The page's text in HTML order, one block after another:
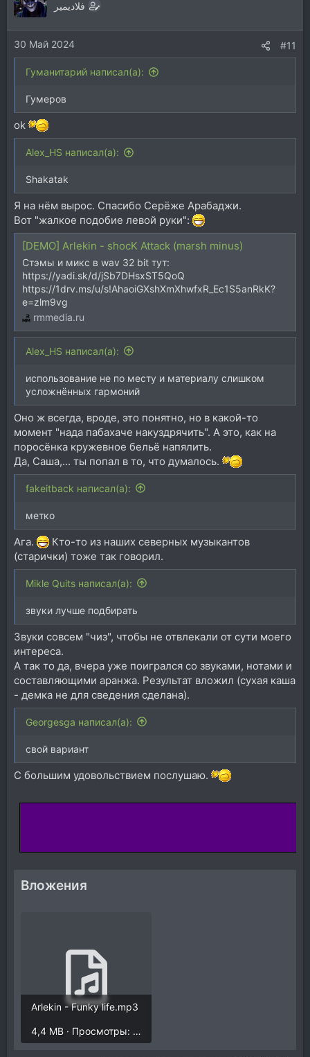
ц
и
и
:
فلاديمير
30 Май 2024 #11
Гуманитарий написал(а):
Гумеров
ok
Alex_HS написал(а):
Shakatak
Я на нём вырос. Спасибо Серёже Арабаджи.
Вот "жалкое подобие левой руки":
[DEMO] Arlekin - shocK Attack (marsh minus)
Стэмы и микс в wav 32 bit тут:
https://yadi.sk/d/jSb7DHsxST5QoQ
https://1drv.ms/u/s!AhaoiGXshXmXhwfxR_Ec1S5anRkK?
e=zlm9vg
rmmedia.ru
Alex_HS написал(а):
использование не по месту и материалу слишком
усложнённых гармоний
Оно ж всегда, вроде, это понятно, но в какой-то
момент "нада пабахаче накуздрячить". А это, как на
поросёнка кружевное бельё напялить.
Да, Саша,... ты попал в то, что думалось.
fakeitback написал(а):
метко
Ага.
Кто-то из наших северных музыкантов
(старички) тоже так говорил.
Mikle Quits написал(а):
звуки лучше подбирать
Звуки совсем "чиз", чтобы не отвлекали от сути моего
интереса.
А так то да, вчера уже поигрался со звуками, нотами и
составляющими аранжа. Результат вложил (сухая каша
- демка не для сведения сделана).
Georgesga написал(а):
свой вариант
С большим удовольствием послушаю.
Вложения
Arlekin - Funky life.mp3
4,4 MB · Просмотры: 2.041